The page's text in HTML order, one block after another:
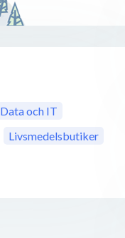
Data och IT
Livsmedelsbutiker